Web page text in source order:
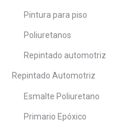
Pintura para piso
Poliuretanos
Repintado automotriz
Repintado Automotriz
Esmalte Poliuretano
Primario Epóxico